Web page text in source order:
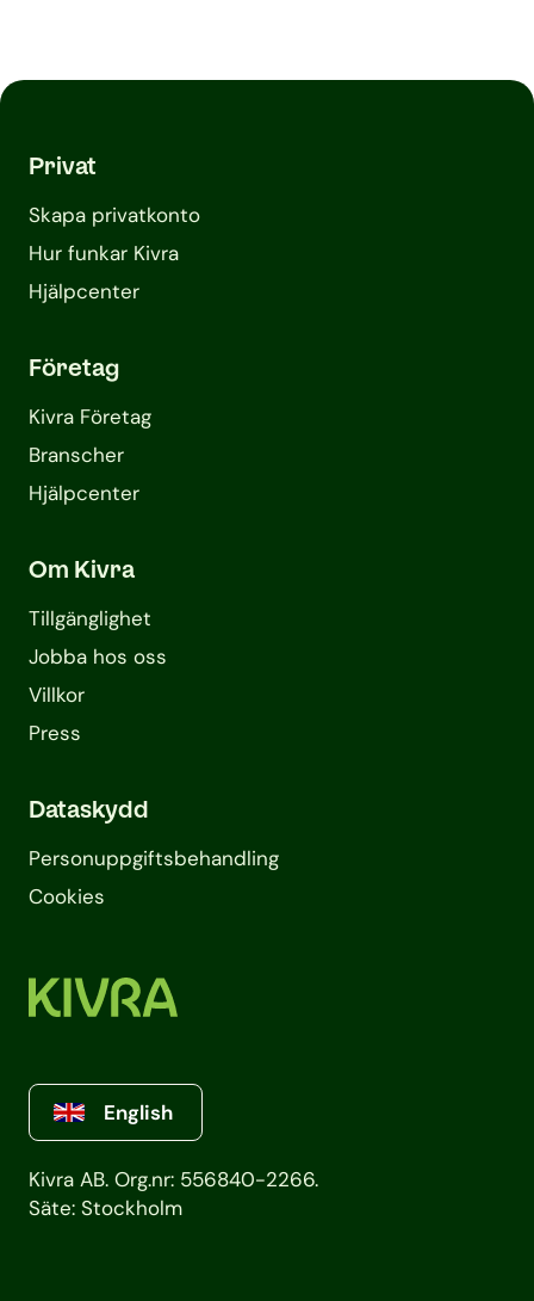
Privat
Skapa privatkonto
Hur funkar Kivra
Hjälpcenter
Företag
Kivra Företag
Branscher
Hjälpcenter
Om Kivra
Tillgänglighet
Jobba hos oss
Villkor
Press
Dataskydd
Personuppgifts­behandling
Cookies
Kivra AB. Org.nr: 556840-2266.
Säte: Stockholm
English